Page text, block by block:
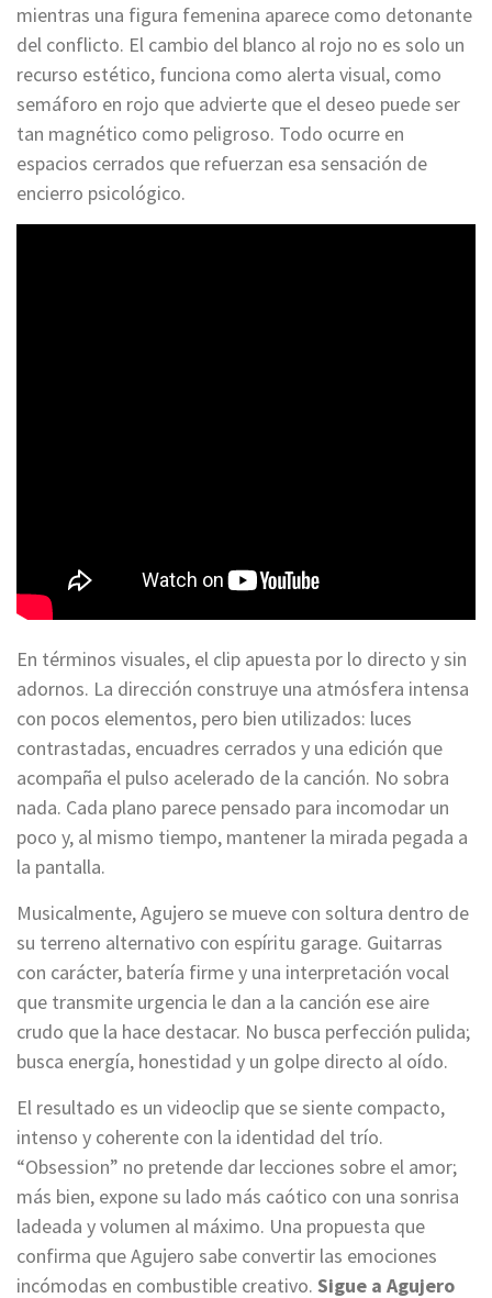
mientras una figura femenina aparece como detonante
del conflicto. El cambio del blanco al rojo no es solo un
recurso estético, funciona como alerta visual, como
semáforo en rojo que advierte que el deseo puede ser
tan magnético como peligroso. Todo ocurre en
espacios cerrados que refuerzan esa sensación de
encierro psicológico.
En términos visuales, el clip apuesta por lo directo y sin
adornos. La dirección construye una atmósfera intensa
con pocos elementos, pero bien utilizados: luces
contrastadas, encuadres cerrados y una edición que
acompaña el pulso acelerado de la canción. No sobra
nada. Cada plano parece pensado para incomodar un
poco y, al mismo tiempo, mantener la mirada pegada a
la pantalla.
Musicalmente, Agujero se mueve con soltura dentro de
su terreno alternativo con espíritu garage. Guitarras
con carácter, batería firme y una interpretación vocal
que transmite urgencia le dan a la canción ese aire
crudo que la hace destacar. No busca perfección pulida;
busca energía, honestidad y un golpe directo al oído.
El resultado es un videoclip que se siente compacto,
intenso y coherente con la identidad del trío.
“Obsession” no pretende dar lecciones sobre el amor;
más bien, expone su lado más caótico con una sonrisa
ladeada y volumen al máximo. Una propuesta que
confirma que Agujero sabe convertir las emociones
incómodas en combustible creativo. Sigue a Agujero